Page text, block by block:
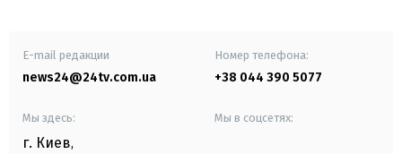
E-mail редакции
news24@24tv.com.ua
Номер телефона:
+38 044 390 5077
Мы здесь:
г. Киев,
Мы в соцсетях: